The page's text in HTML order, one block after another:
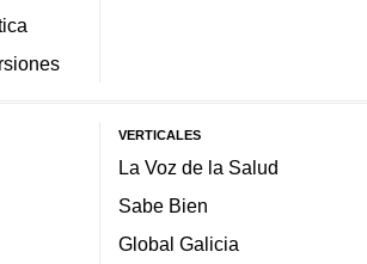
VERTICALES
La Voz de la Salud
Sabe Bien
Global Galicia